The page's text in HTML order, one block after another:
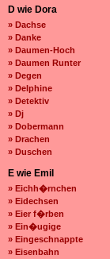
D wie Dora
» Dachse
» Danke
» Daumen-Hoch
» Daumen Runter
» Degen
» Delphine
» Detektiv
» Dj
» Dobermann
» Drachen
» Duschen
E wie Emil
» Eichh�rnchen
» Eidechsen
» Eier f�rben
» Ein�ugige
» Eingeschnappte
» Eisenbahn